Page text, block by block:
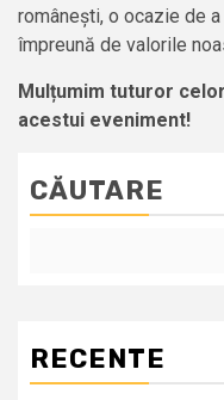
românești, o ocazie de
împreună de valorile
Mulțumim tuturor
acestui eveniment!
CĂUTARE
RECENTE